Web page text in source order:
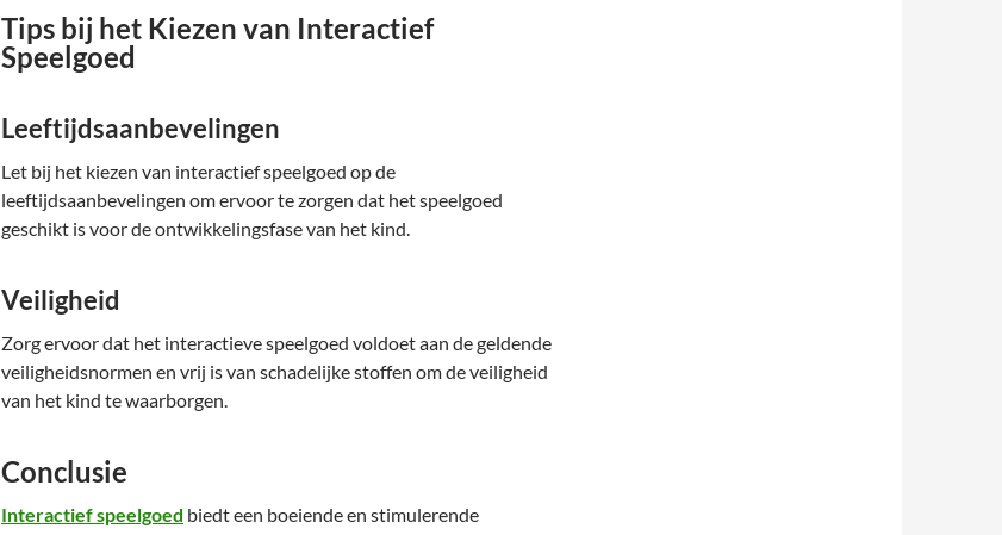
Tips bij het Kiezen van Interactief
Speelgoed
Leeftijdsaanbevelingen
Let bij het kiezen van interactief speelgoed op de
leeftijdsaanbevelingen om ervoor te zorgen dat het speelgoed
geschikt is voor de ontwikkelingsfase van het kind.
Veiligheid
Zorg ervoor dat het interactieve speelgoed voldoet aan de geldende
veiligheidsnormen en vrij is van schadelijke stoffen om de veiligheid
van het kind te waarborgen.
Conclusie
Interactief speelgoed biedt een boeiende en stimulerende